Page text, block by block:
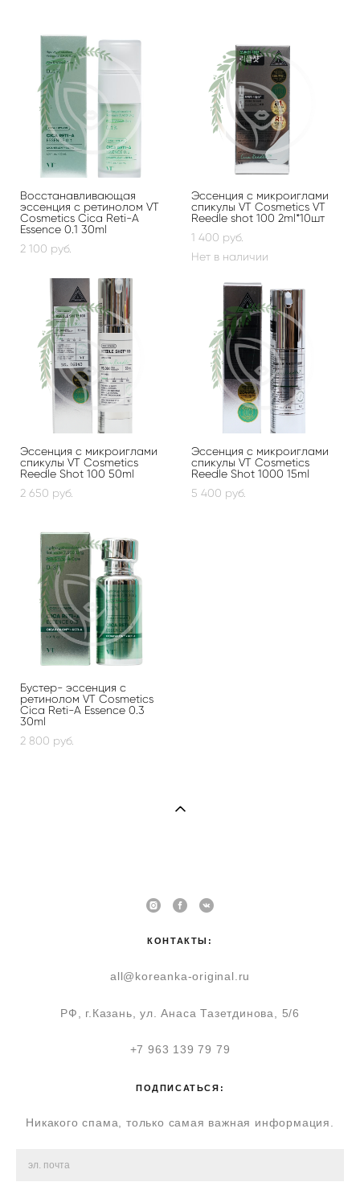
Восстанавливающая
эссенция с ретинолом VT
Cosmetics Cica Reti-A
Essence 0.1 30ml
2 100 pуб.
Эссенция с микроиглами
спикулы VT Cosmetics VT
Reedle shot 100 2ml*10шт
1 400 pуб.
Нет в наличии
Эссенция с микроиглами
спикулы VT Cosmetics
Reedle Shot 100 50ml
2 650 pуб.
Эссенция с микроиглами
спикулы VT Cosmetics
Reedle Shot 1000 15ml
5 400 pуб.
Бустер- эссенция с
ретинолом VT Cosmetics
Cica Reti-A Essence 0.3
30ml
2 800 pуб.
КОНТАКТЫ:
all@koreanka-original.ru
РФ, г.Казань, ул. Анаса Тазетдинова, 5/6
+7 963 139 79 79
ПОДПИСАТЬСЯ:
Никакого спама, только самая важная информация.